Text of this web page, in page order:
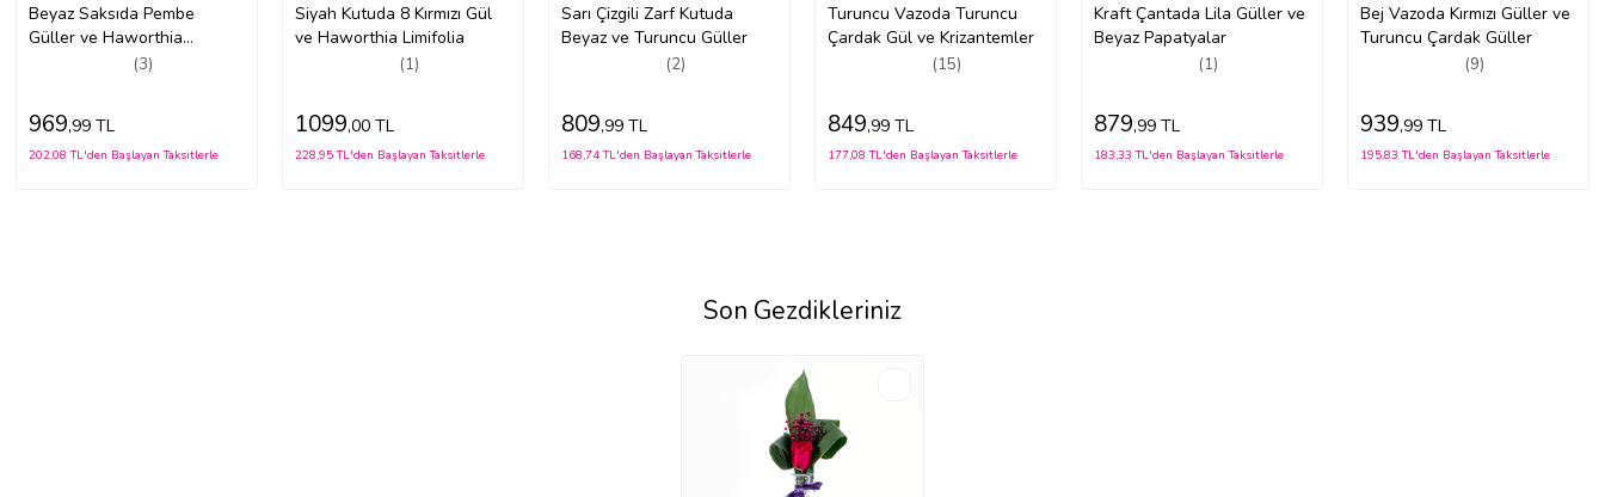
Beyaz Saksıda Pembe
Güller ve Haworthia
(3)
969,99 TL
202,08 TL'den Başlayan Taksitlerle
Siyah Kutuda 8 Kırmızı Gül
ve Haworthia Limifolia
(1)
1099,00 TL
228,95 TL'den Başlayan Taksitlerle
Sarı Çizgili Zarf Kutuda
Beyaz ve Turuncu Güller
(2)
809,99 TL
168,74 TL'den Başlayan Taksitlerle
Turuncu Vazoda Turuncu
Çardak Gül ve Krizantemler
(15)
849,99 TL
177,08 TL'den Başlayan Taksitlerle
Kraft Çantada Lila Güller ve
Beyaz Papatyalar
(1)
879,99 TL
183,33 TL'den Başlayan Taksitlerle
Bej Vazoda Kırmızı Güller ve
Turuncu Çardak Güller
(9)
939,99 TL
195,83 TL'den Başlayan Taksitlerle
Son Gezdikleriniz